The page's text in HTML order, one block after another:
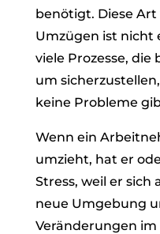
benötigt. Diese
Umzügen ist nicht
viele Prozesse,
um
keine Probleme
Wenn ein
umzieht, hat er
Stress, weil er sich
neue Umgebung
Veränderungen im